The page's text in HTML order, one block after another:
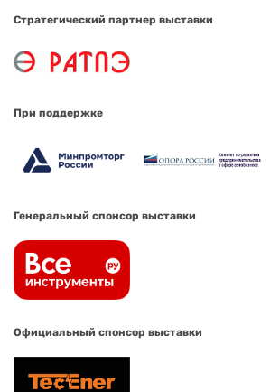
Стратегический партнер выставки
При поддержке
Генеральный спонсор выставки
Официальный спонсор выставки